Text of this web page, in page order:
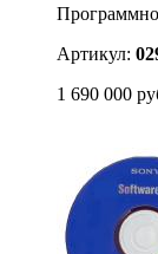
Артикул:
1 690 000